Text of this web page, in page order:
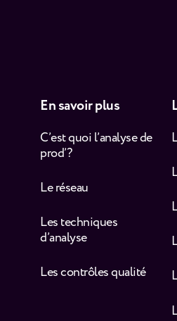
En savoir plus
C’est quoi l’analyse de
prod’ ?
Le réseau
Les techniques
d’analyse
Les contrôles qualité